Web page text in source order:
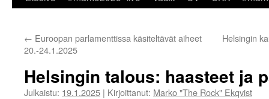
← Euroopan parlamenttissa käsiteltävät aiheet
20.-24.1.2025
​Helsingin
Helsingin talous: haasteet ja
Julkaistu: 19.1.2025 | Kirjoittanut: Marko "The Rock" Ekqvist